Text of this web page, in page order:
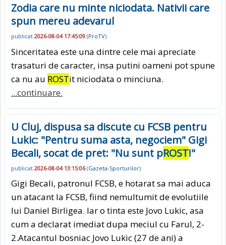
Zodia care nu minte niciodata. Nativii care
spun mereu adevarul
publicat 2026-08-04 17:45:09 (ProTV)
Sinceritatea este una dintre cele mai apreciate
trasaturi de caracter, insa putini oameni pot spune
ca nu au ROSTit niciodata o minciuna.
...continuare.
U Cluj, dispusa sa discute cu FCSB pentru
Lukic: "Pentru suma asta, negociem" Gigi
Becali, socat de pret: "Nu sunt pROST!"
publicat 2026-08-04 13:15:06(Gazeta-Sporturilor)
Gigi Becali, patronul FCSB, e hotarat sa mai aduca
un atacant la FCSB, fiind nemultumit de evolutiile
lui Daniel Birligea. Iar o tinta este Jovo Lukic, asa
cum a declarat imediat dupa meciul cu Farul, 2-
2.Atacantul bosniac Jovo Lukic (27 de ani) a